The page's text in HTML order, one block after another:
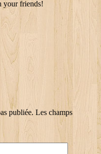
your friends!
publiée. Les champs